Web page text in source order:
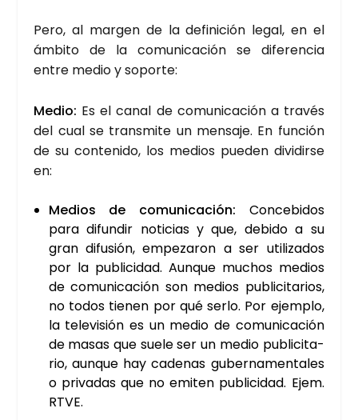
Pero, al mar­gen de la defi­ni­ción legal, en el
ámbi­to de la comu­ni­ca­ción se dife­ren­cia
entre medio y sopor­te:
Medio: Es el canal de comu­ni­ca­ción a tra­vés
del cual se trans­mi­te un men­sa­je. En fun­ción
de su con­te­ni­do, los medios pue­den divi­dir­se
en:
Medios de comu­ni­ca­ción: Con­ce­bi­dos
para difun­dir noti­cias y que, debi­do a su
gran difu­sión, empe­za­ron a ser uti­li­za­dos
por la publi­ci­dad. Aun­que muchos medios
de comu­ni­ca­ción son medios publi­ci­ta­rios,
no todos tie­nen por qué ser­lo. Por ejem­plo,
la tele­vi­sión es un medio de comu­ni­ca­ción
de masas que sue­le ser un medio publi­ci­ta­
rio, aun­que hay cade­nas guber­na­men­ta­les
o pri­va­das que no emi­ten publi­ci­dad. Ejem.
RTVE.